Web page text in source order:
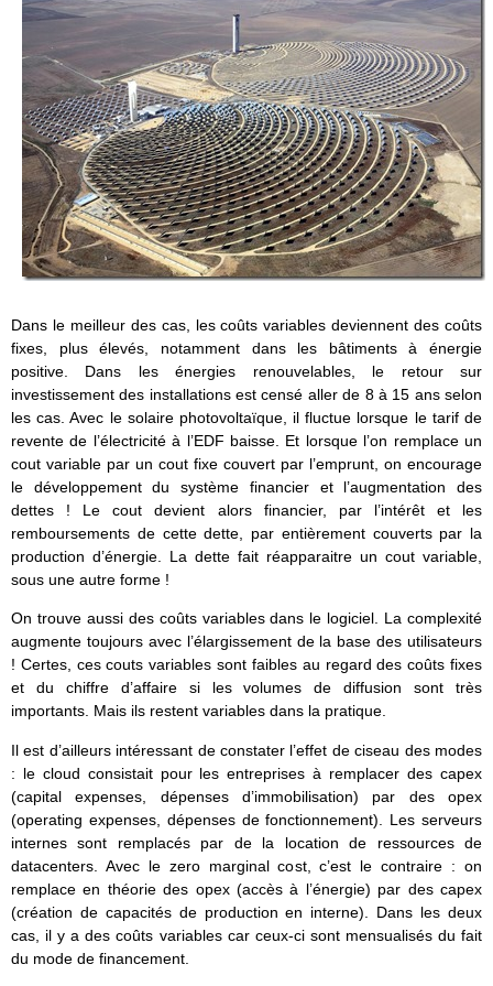
Dans le meilleur des cas, les coûts variables deviennent des coûts
fixes, plus élevés, notamment dans les bâtiments à énergie
positive. Dans les énergies renouvelables, le retour sur
investissement des installations est censé aller de 8 à 15 ans selon
les cas. Avec le solaire photovoltaïque, il fluctue lorsque le tarif de
revente de l’électricité à l’EDF baisse. Et lorsque l’on remplace un
cout variable par un cout fixe couvert par l’emprunt, on encourage
le développement du système financier et l’augmentation des
dettes ! Le cout devient alors financier, par l’intérêt et les
remboursements de cette dette, par entièrement couverts par la
production d’énergie. La dette fait réapparaitre un cout variable,
sous une autre forme !
On trouve aussi des coûts variables dans le logiciel. La complexité
augmente toujours avec l’élargissement de la base des utilisateurs
! Certes, ces couts variables sont faibles au regard des coûts fixes
et du chiffre d’affaire si les volumes de diffusion sont très
importants. Mais ils restent variables dans la pratique.
Il est d’ailleurs intéressant de constater l’effet de ciseau des modes
: le cloud consistait pour les entreprises à remplacer des capex
(capital expenses, dépenses d’immobilisation) par des opex
(operating expenses, dépenses de fonctionnement). Les serveurs
internes sont remplacés par de la location de ressources de
datacenters. Avec le zero marginal cost, c’est le contraire : on
remplace en théorie des opex (accès à l’énergie) par des capex
(création de capacités de production en interne). Dans les deux
cas, il y a des coûts variables car ceux-ci sont mensualisés du fait
du mode de financement.